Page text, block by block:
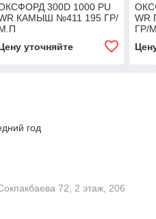
300D 1000 PU
КАМЫШ №411 195 ГР/
уточняйте
WR
ГР/
год
72, 2 этаж, 206